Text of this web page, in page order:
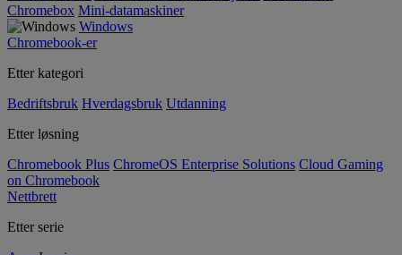
Chromebox Mini-datamaskiner
Windows
Chromebook-er
Etter kategori
Bedriftsbruk Hverdagsbruk Utdanning
Etter løsning
Chromebook Plus ChromeOS Enterprise Solutions Cloud Gaming
on Chromebook
Nettbrett
Etter serie